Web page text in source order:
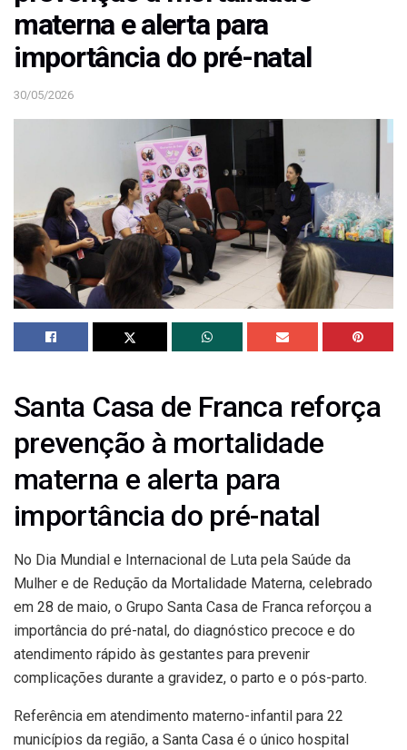
materna e alerta para
importância do pré-natal
30/05/2026
Santa Casa de Franca reforça
prevenção à mortalidade
materna e alerta para
importância do pré-natal
No Dia Mundial e Internacional de Luta pela Saúde da
Mulher e de Redução da Mortalidade Materna, celebrado
em 28 de maio, o Grupo Santa Casa de Franca reforçou a
importância do pré-natal, do diagnóstico precoce e do
atendimento rápido às gestantes para prevenir
complicações durante a gravidez, o parto e o pós-parto.
Referência em atendimento materno-infantil para 22
municípios da região, a Santa Casa é o único hospital